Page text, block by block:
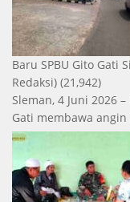
Baru SPBU Gito Gati
Redaksi) (21,942)
Sleman, 4 Juni 2026
Gati membawa angin